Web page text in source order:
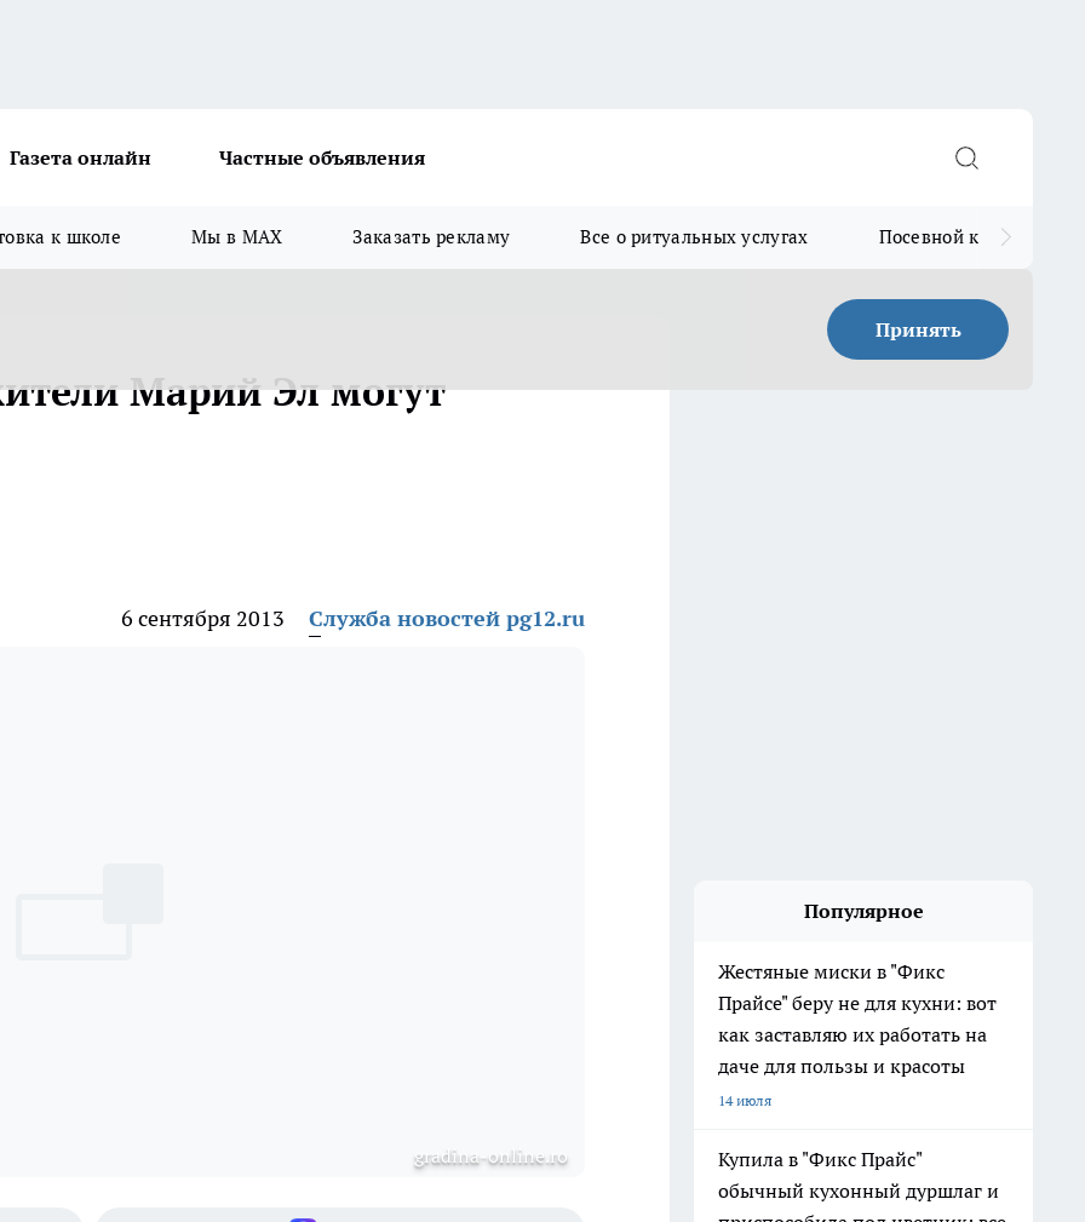
Газета онлайн Частные объявления
к школе Мы в MAX Заказать рекламу Все о ритуальных услугах Посевной календарь
Принять
Марий Эл могут
6 сентября 2013 Служба новостей pg12.ru
gradina-online.ro
Популярное
Жестяные миски в "Фикс
Прайсе" беру не для кухни: вот
как заставляю их работать на
даче для пользы и красоты
14 июля
Купила в "Фикс Прайс"
обычный кухонный дуршлаг и